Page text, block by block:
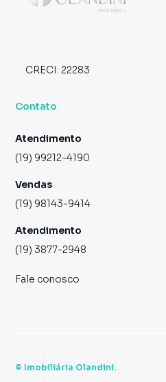
CRECI: 22283
Contato
Atendimento
(19) 99212-4190
Vendas
(19) 98143-9414
Atendimento
(19) 3877-2948
Fale conosco
© Imobiliária Olandini.